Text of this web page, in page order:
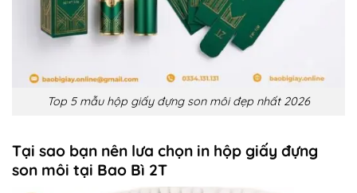
Top 5 mẫu hộp giấy đựng son môi đẹp nhất 2026
Tại sao bạn nên lưa chọn in hộp giấy đựng
son môi tại Bao Bì 2T